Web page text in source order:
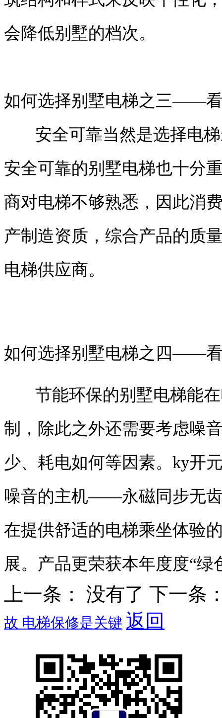
会降低别墅的档次。
如何选择别墅电梯之三——
安全可靠当然是选择电
安全可靠的别墅电梯也十分
商对电梯不够熟悉，因此消
产制造资质，综合产品的质
电梯供应商。
如何选择别墅电梯之四——
节能环保的别墅电梯能
制，除此之外还需要考虑噪
少、耗电如何等因素。ky开
噪音的主机——永磁同步无
在提供舒适的电梯乘坐体验
展。产品更荣获本年度度“
上一条： 没有了 下一条
故 电梯保修是关键 返回